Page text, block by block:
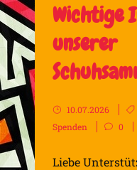
Wichtige
unserer
10.07.2026
Spenden
0
Liebe